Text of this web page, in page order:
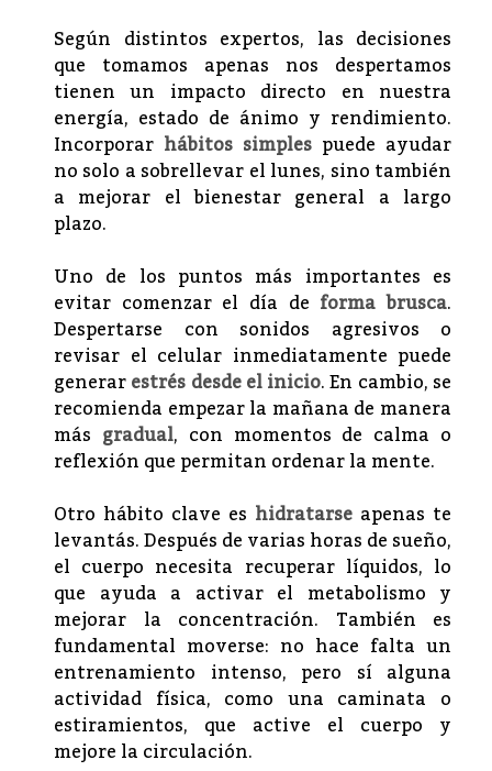
Según distintos expertos, las decisiones
que tomamos apenas nos despertamos
tienen un impacto directo en nuestra
energía, estado de ánimo y rendimiento.
Incorporar hábitos simples puede ayudar
no solo a sobrellevar el lunes, sino también
a mejorar el bienestar general a largo
plazo.
Uno de los puntos más importantes es
evitar comenzar el día de forma brusca.
Despertarse con sonidos agresivos o
revisar el celular inmediatamente puede
generarestrés desde el inicio. En cambio, se
recomienda empezar la mañana de manera
más gradual, con momentos de calma o
reflexión que permitan ordenar la mente.
Otro hábito clave es hidratarse apenas te
levantás. Después de varias horas de sueño,
el cuerpo necesita recuperar líquidos, lo
que ayuda a activar el metabolismo y
mejorar la concentración. También es
fundamental moverse: no hace falta un
entrenamiento intenso, pero sí alguna
actividad física, como una caminata o
estiramientos, que active el cuerpo y
mejore la circulación.